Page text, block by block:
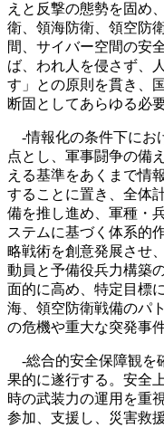
えと反撃の態勢を固め
衛、領海防衛、領空防
間、サイバー空間の安
ば、われ人を侵さず、
す」との原則を貫き、
断固としてあらゆる必
‐情報化の条件下にお
点とし、軍事闘争の備
える基準をあくまで情
することに置き、全体
備を推し進め、軍種・
ステムに基づく体系的
略戦術を創意発展させ
動員と予備役兵力構築
面的に高め、特定目標
海、領空防衛戦備のパ
の危機や重大な突発事
‐総合的安全保障観を
果的に遂行する。安全
時の武装力の運用を重
参加、支援し、災害救